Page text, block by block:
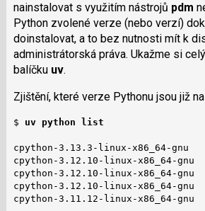
nainstalovat s využitím nástrojů pdm
Python zvolené verze (nebo verzí)
doinstalovat, a to bez nutnosti mít k
administrátorská práva. Ukažme si
balíčku uv.
Zjištění, které verze Pythonu jsou již
$ uv python list
cpython-3.13.3-linux-x86_64-gnu
cpython-3.12.10-linux-x86_64-
cpython-3.12.10-linux-x86_64-
cpython-3.12.10-linux-x86_64-
cpython-3.11.12-linux-x86_64-